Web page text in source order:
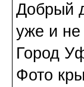
Добрый
уже и не
Город
Фото